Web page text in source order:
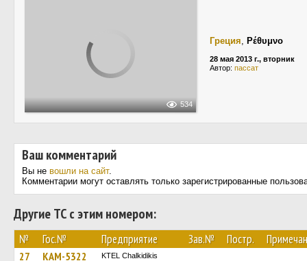
534
Греция, Ρέθυμνο
28 мая 2013 г., вторник
Автор: пассат
Ваш комментарий
Вы не вошли на сайт.
Комментарии могут оставлять только зарегистрированные
Другие ТС с этим номером:
№ Гос.№ Предприятие Зав.№ Постр.
27 KAM-5322 ΚΤΕL Chalkidikis